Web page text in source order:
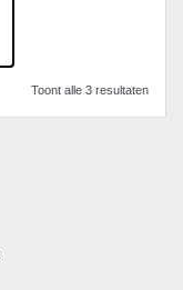
Toont alle 3 resultaten